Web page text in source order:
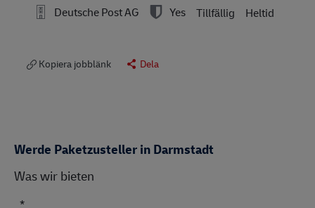
Deutsche Post AG
Yes Tillfällig Heltid
Kopiera jobblänk Dela
Werde Paketzusteller in Darmstadt
Was wir bieten